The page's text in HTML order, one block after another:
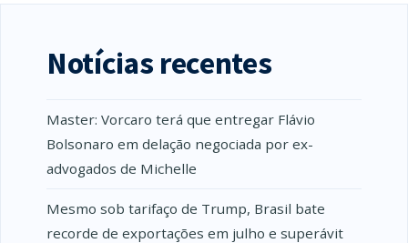
Notícias recentes
Master: Vorcaro terá que entregar Flávio
Bolsonaro em delação negociada por ex-
advogados de Michelle
Mesmo sob tarifaço de Trump, Brasil bate
recorde de exportações em julho e superávit